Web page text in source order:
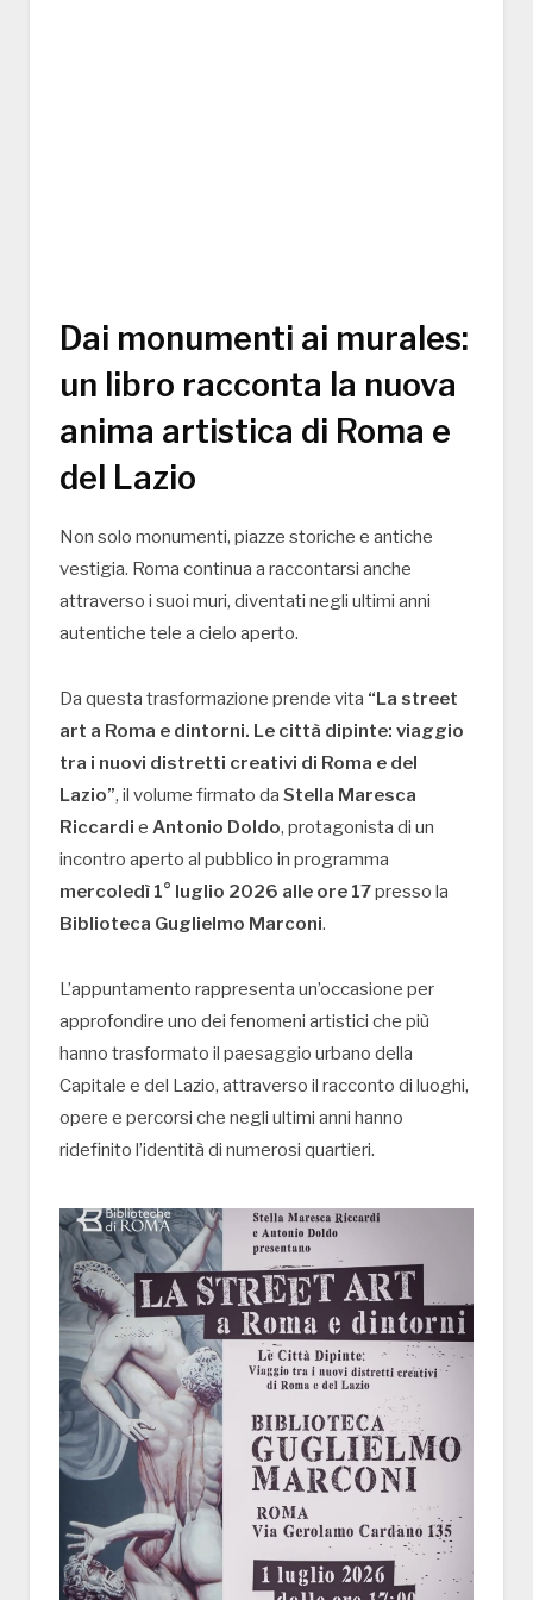
Dai monumenti ai murales:
un libro racconta la nuova
anima artistica di Roma e
del Lazio
Non solo monumenti, piazze storiche e antiche
vestigia. Roma continua a raccontarsi anche
attraverso i suoi muri, diventati negli ultimi anni
autentiche tele a cielo aperto.
Da questa trasformazione prende vita “La street
art a Roma e dintorni. Le città dipinte: viaggio
tra i nuovi distretti creativi di Roma e del
Lazio”, il volume firmato da Stella Maresca
Riccardi e Antonio Doldo, protagonista di un
incontro aperto al pubblico in programma
mercoledì 1° luglio 2026 alle ore 17presso la
Biblioteca Guglielmo Marconi.
L’appuntamento rappresenta un’occasione per
approfondire uno dei fenomeni artistici che più
hanno trasformato il paesaggio urbano della
Capitale e del Lazio, attraverso il racconto di luoghi,
opere e percorsi che negli ultimi anni hanno
ridefinito l’identità di numerosi quartieri.